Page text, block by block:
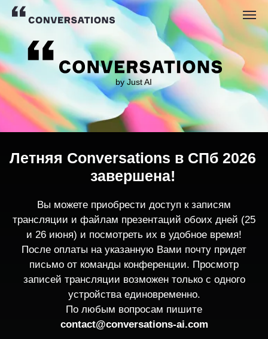
by Just AI
трансляции и файлам презентаций обоих дней (25
После оплаты на указанную Вами почту придет
записей трансляции возможен только с одного
устройства единовременно.
По любым вопросам пишите
contact@conversations-ai.co m
Летняя Conversations в СПб 2026
завершена!
Ждем вас 2 декабря на
Conversations 2026 в Москве